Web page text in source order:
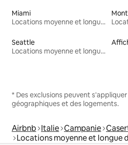
Miami
Locations moyenne et longue durée
Seattle
Locations moyenne et longue durée
* Des exclusions peuvent
géographiques et des logements.
Airbnb Italie Campanie
Locations moyenne et longue